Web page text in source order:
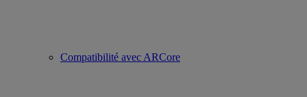
Compatibilité avec ARCore